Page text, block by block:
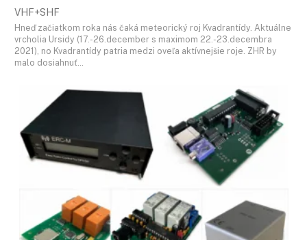
VHF+SHF
Hneď začiatkom roka nás čaká meteorický roj Kvadrantídy. Aktuálne
vrcholia Ursidy (17.-26.december s maximom 22.-23.decembra
2021), no Kvadrantídy patria medzi oveľa aktívnejšie roje. ZHR by
malo dosiahnuť…